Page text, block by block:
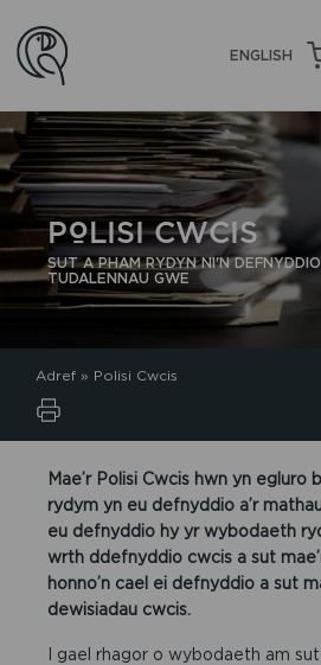
ENGLISH
POLISI CWCIS
SUT A PHAM RYDYN NI'N
TUDALENNAU GWE
Adref » Polisi Cwcis
Mae’r Polisi Cwcis hwn yn
rydym yn eu defnyddio a’r
eu defnyddio hy yr wybodaeth
wrth ddefnyddio cwcis a sut
honno’n cael ei defnyddio a sut
dewisiadau cwcis.
I gael rhagor o wybodaeth am